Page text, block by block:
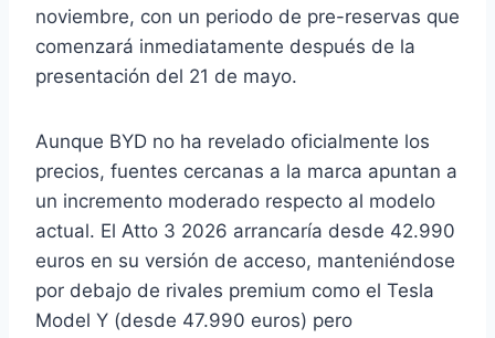
noviembre, con un periodo de pre-reservas que
comenzará inmediatamente después de la
presentación del 21 de mayo.
Aunque BYD no ha revelado oficialmente los
precios, fuentes cercanas a la marca apuntan a
un incremento moderado respecto al modelo
actual. El Atto 3 2026 arrancaría desde 42.990
euros en su versión de acceso, manteniéndose
por debajo de rivales premium como el Tesla
Model Y (desde 47.990 euros) pero